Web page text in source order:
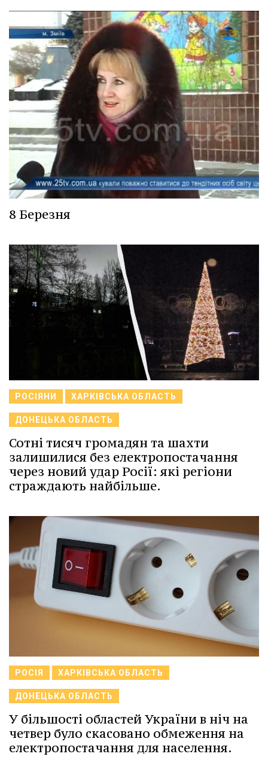
8 Березня
РОСІЯНИ ХАРКІВСЬКА ОБЛАСТЬ
ДОНЕЦЬКА ОБЛАСТЬ
Сотні тисяч громадян та шахти
залишилися без електропостачання
через новий удар Росії: які регіони
страждають найбільше.
РОСІЯ ХАРКІВСЬКА ОБЛАСТЬ
ДОНЕЦЬКА ОБЛАСТЬ
У більшості областей України в ніч на
четвер було скасовано обмеження на
електропостачання для населення.